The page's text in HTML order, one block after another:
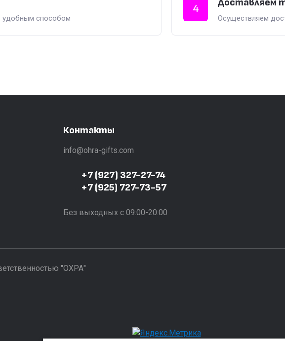
удобным способом
4 Доставляем
Осуществляем
Контакты
info@ohra-gifts.com
+7 (927) 327-27-74
+7 (925) 727-73-57
Без выходных с 09:00-20:00
"ОХРА"